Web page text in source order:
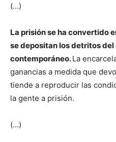
(…)
La prisión se ha convertido
se depositan los detritos
contemporáneo.La
ganancias a medida que
tiende a reproducir las
la gente a prisión.
(…)